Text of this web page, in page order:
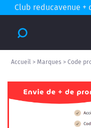
Club reducavenue +
Accueil > Marques > Code